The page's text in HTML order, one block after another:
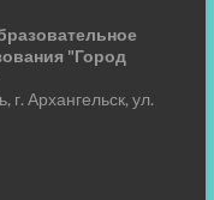
"Город
г. Архангельск, ул.